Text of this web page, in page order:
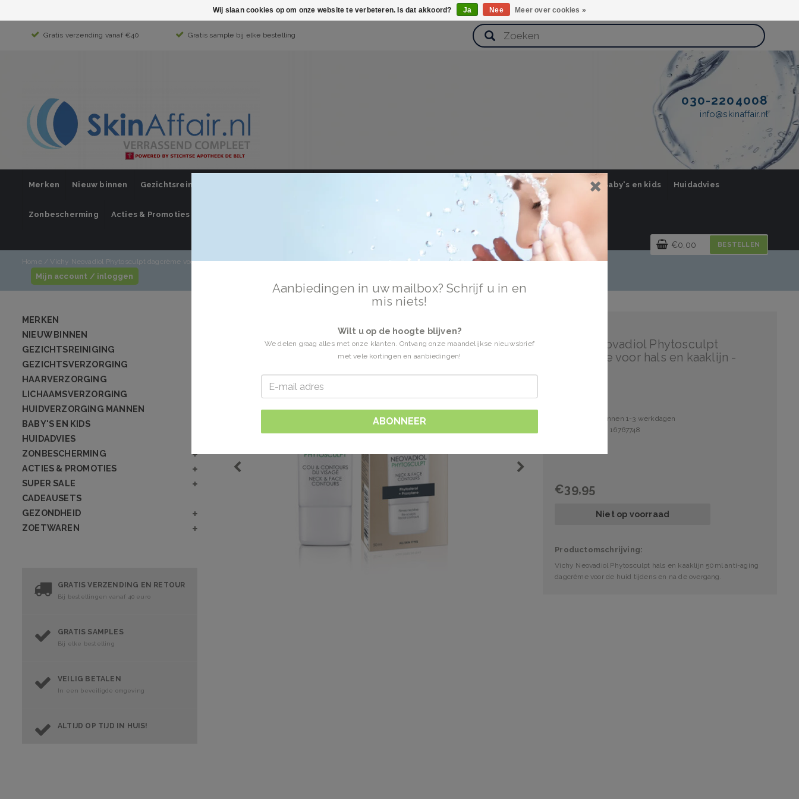
Gratis verzending vanaf €40 Gratis sample bij elke bestelling
030-2204008
info@skinaffair.nl
Merken Nieuw binnen Gezichtsreiniging Lichaamsverzorging Huidverzorging Mannen Baby's en kids Huidadvies
Zonbescherming Acties & Promoties Zoetwaren
€0,00 BESTELLEN
Home/ Vichy Neovadiol Phytosculpt dagcrème voor hals en kaaklijn - 50ml
Mijn account / inloggen
MERKEN
NIEUW BINNEN
GEZICHTSREINIGING
GEZICHTSVERZORGING
HAARVERZORGING
LICHAAMSVERZORGING
HUIDVERZORGING MANNEN
BABY'S EN KIDS
HUIDADVIES
ZONBESCHERMING
ACTIES & PROMOTIES
SUPER SALE
CADEAUSETS
GEZONDHEID
ZOETWAREN
GRATIS VERZENDING EN RETOUR
Bij bestellingen vanaf 40 euro
GRATIS SAMPLES
Bij elke bestelling
VEILIG BETALEN
In een beveiligde omgeving
ALTIJD OP TIJD IN HUIS!
Vichy Neovadiol Phytosculpt
dagcrème voor hals en kaaklijn -
Verzonden binnen 1-3 werkdagen
Artikelnummer: 16767748
€39,95
Niet op voorraad
Productomschrijving:
Vichy Neovadiol Phytosculpt hals en kaaklijn 50ml anti-aging
dagcrème voor de huid tijdens en na de overgang.
Aanbiedingen in uw mailbox? Schrijf u in en
mis niets!
Wilt u op de hoogte blijven?
We delen graag alles met onze klanten. Ontvang onze maandelijkse nieuwsbrief
met vele kortingen en aanbiedingen!
ABONNEER
Wij slaan cookies op om onze website te verbeteren. Is dat akkoord? Ja Nee Meer over cookies »